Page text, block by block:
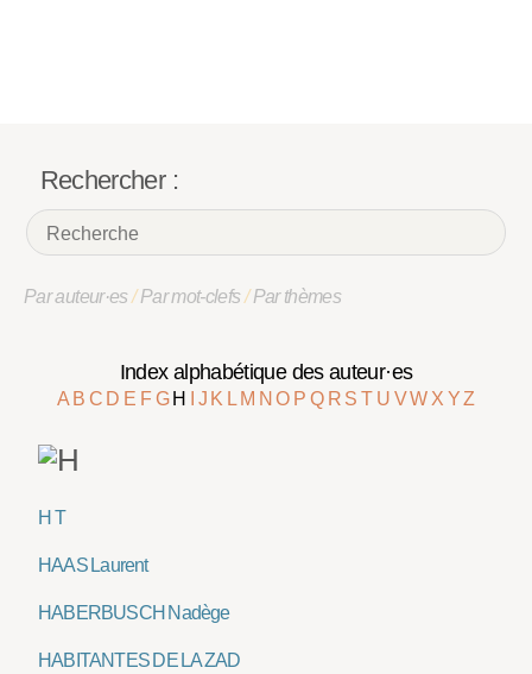
Rechercher :
Par auteur·es/Par mot-clefs/Par thèmes
Index alphabétique des auteur·es
A B C D E F G H J K L M NO P Q R ST U VW X YZ
H T
HAAS Laurent
HABERBUSCH Nadège
HABITANTES DE LA ZAD